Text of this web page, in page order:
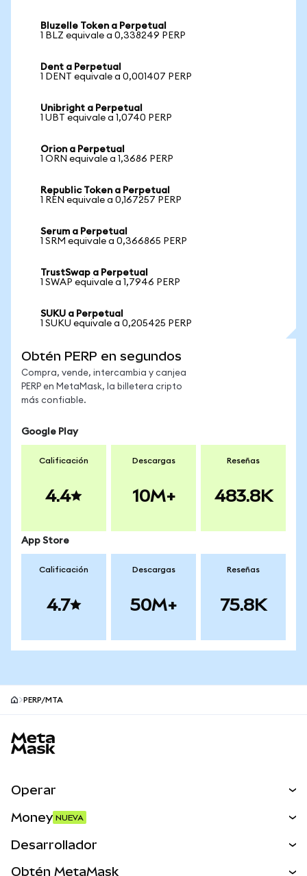
Bluzelle Token a Perpetual
1 BLZ equivale a 0,338249 PERP
Dent a Perpetual
1 DENT equivale a 0,001407 PERP
Unibright a Perpetual
1 UBT equivale a 1,0740 PERP
Orion a Perpetual
1 ORN equivale a 1,3686 PERP
Republic Token a Perpetual
1 REN equivale a 0,167257 PERP
Serum a Perpetual
1 SRM equivale a 0,366865 PERP
TrustSwap a Perpetual
1 SWAP equivale a 1,7946 PERP
SUKU a Perpetual
1 SUKU equivale a 0,205425 PERP
Obtén PERP en segundos
Compra, vende, intercambia y canjea
PERP en MetaMask, la billetera cripto
más confiable.
Google Play
Calificación
4.4
Descargas
10M+
Reseñas
483.8K
App Store
Calificación
4.7
Descargas
50M+
Reseñas
75.8K
PERP/MTA
Operar
Money NUEVA
Desarrollador
Obtén MetaMask